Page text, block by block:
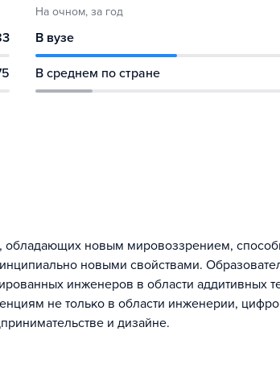
На очном, за год
В вузе
В среднем по стране
новым мировоззрением,
новыми свойствами.
инженеров в области аддитивных
не только в области инженерии,
и дизайне.